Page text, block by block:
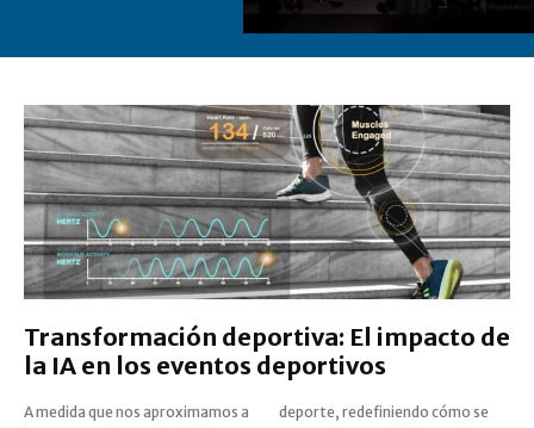
Transformación deportiva: El impacto de
la IA en los eventos deportivos
A medida que nos aproximamos a
deporte, redefiniendo cómo se